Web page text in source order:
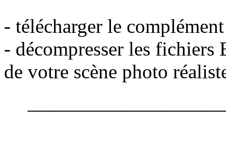
- télécharger le
- décompresser les
de votre scène photo